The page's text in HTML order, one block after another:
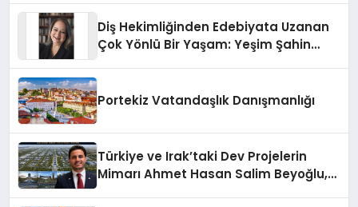
Diş Hekimliğinden Edebiyata Uzanan
Çok Yönlü Bir Yaşam: Yeşim Şahin
Portekiz Vatandaşlık Danışmanlığı
Türkiye ve Irak’taki Dev Projelerin
Mimarı Ahmet Hasan Salim Beyoğlu,